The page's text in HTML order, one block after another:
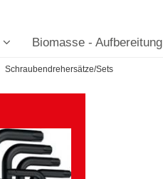
Biomasse - Aufbereitung
Schraubendrehersätze/Sets